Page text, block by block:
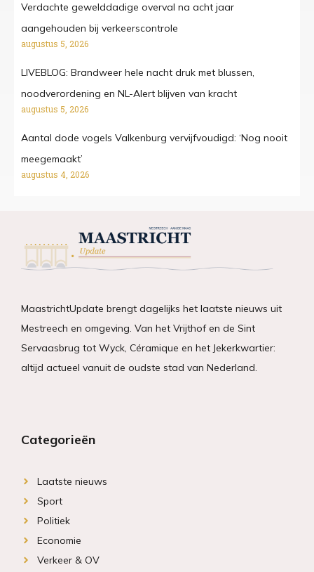
Verdachte gewelddadige overval na acht jaar
aangehouden bij verkeerscontrole
augustus 5, 2026
LIVEBLOG: Brandweer hele nacht druk met blussen,
noodverordening en NL-Alert blijven van kracht
augustus 5, 2026
Aantal dode vogels Valkenburg vervijfvoudigd: ‘Nog nooit
meegemaakt’
augustus 4, 2026
MaastrichtUpdate brengt dagelijks het laatste nieuws uit
Mestreech en omgeving. Van het Vrijthof en de Sint
Servaasbrug tot Wyck, Céramique en het Jekerkwartier:
altijd actueel vanuit de oudste stad van Nederland.
Categorieën
Laatste nieuws
Sport
Politiek
Economie
Verkeer & OV